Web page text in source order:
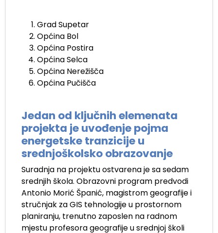
Grad Supetar
Općina Bol
Općina Postira
Općina Selca
Općina Nerežišča
Općina Pučišča
Jedan od ključnih elemenata
projekta je uvođenje pojma
energetske tranzicije u
srednjoškolsko obrazovanje
Suradnja na projektu ostvarena je sa sedam
srednjih škola. Obrazovni program predvodi
Antonio Morić Španić, magistrom geografije i
stručnjak za GIS tehnologije u prostornom
planiranju, trenutno zaposlen na radnom
mjestu profesora geografije u srednjoj školi